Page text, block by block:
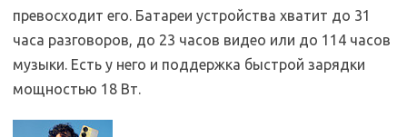
превосходит его. Батареи устройства хватит до 31
часа разговоров, до 23 часов видео или до 114 часов
музыки. Есть у него и поддержка быстрой зарядки
мощностью 18 Вт.